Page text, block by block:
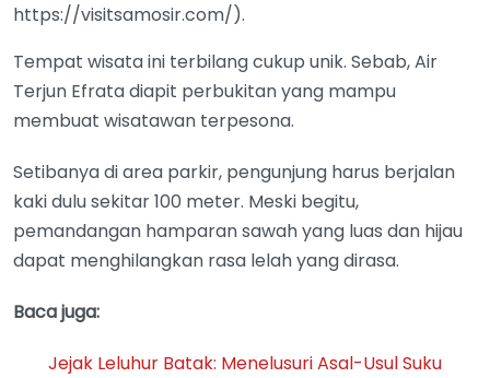
https://visitsamosir.com/).
Tempat wisata ini terbilang cukup unik. Sebab, Air
Terjun Efrata diapit perbukitan yang mampu
membuat wisatawan terpesona.
Setibanya di area parkir, pengunjung harus berjalan
kaki dulu sekitar 100 meter. Meski begitu,
pemandangan hamparan sawah yang luas dan hijau
dapat menghilangkan rasa lelah yang dirasa.
Baca juga:
Jejak Leluhur Batak: Menelusuri Asal-Usul Suku